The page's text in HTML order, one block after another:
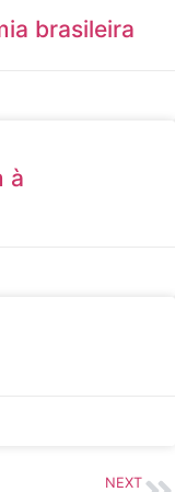
brasileira
à
NEXT